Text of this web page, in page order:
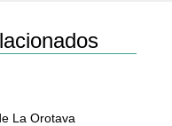
La Orotava